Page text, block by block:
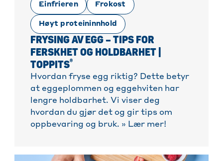
Einfrieren Frokost
Høyt proteininnhold
FRYSING AV EGG – TIPS FOR
FERSKHET OG HOLDBARHET |
TOPPITS®
Hvordan fryse egg riktig? Dette betyr
at eggeplommen og eggehviten har
lengre holdbarhet. Vi viser deg
hvordan du gjør det og gir tips om
oppbevaring og bruk. » Lær mer!